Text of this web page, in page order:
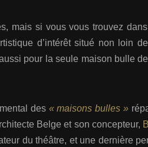
mais si vous vous trouvez
d’intérêt situé non loin
pour la seule maison bulle
des« maisons bulles »
Belge et son concepteur,
du théâtre, et une dernière